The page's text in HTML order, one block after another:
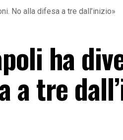
No alla difesa a tre dall’inizio»
ha
a tre